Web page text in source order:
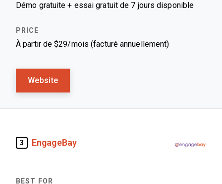
Démo gratuite + essai gratuit de 7 jours disponible
À partir de $29/mois (facturé annuellement)
Website
3 EngageBay